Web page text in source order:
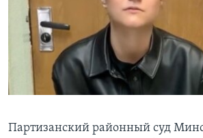
Learning English
СОЦИАЛЬНЫЕ СЕТИ
Языки
Партизанский районный суд